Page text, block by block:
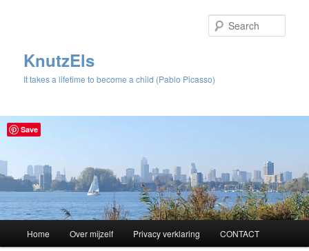
KnutzEls
It takes a lifetime to become a child (Pablo Picasso)
Skip
Skip
Home Over mijzelf Privacy verklaring CONTACT
Save